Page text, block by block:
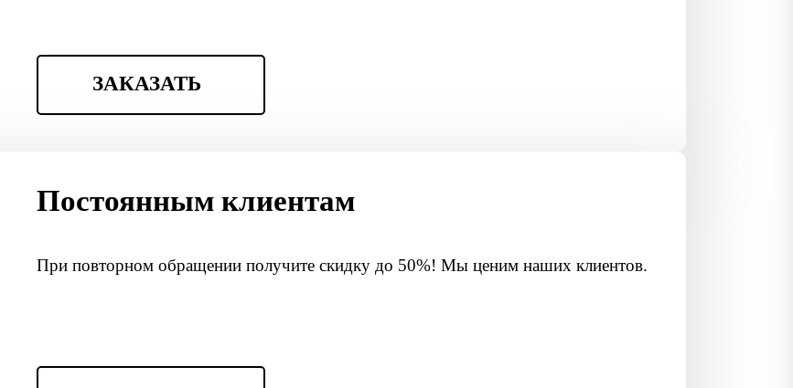
ЗАКАЗАТЬ
Постоянным клиентам
При повторном обращении получите скидку до 50%! Мы ценим наших клиентов.